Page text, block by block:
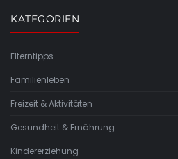
KATEGORIEN
Elterntipps
Familienleben
Freizeit & Aktivitäten
Gesundheit & Ernährung
Kindererziehung